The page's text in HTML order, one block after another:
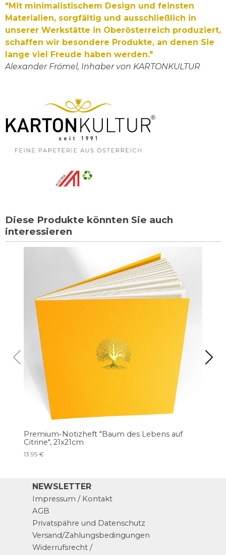
"Mit minimalistischem Design und feinsten
Materialien, sorgfältig und ausschließlich in
unserer Werkstätte in Oberösterreich produziert,
schaffen wir besondere Produkte, an denen Sie
lange viel Freude haben werden."
Alexander Frömel, Inhaber von KARTONKULTUR
Diese Produkte könnten Sie auch
interessieren
Premium-Notizheft "Baum des Lebens auf
Citrine", 21x21cm
13.95 €
NEWSLETTER
Impressum / Kontakt
AGB
Privatspähre und Datenschutz
Versand/Zahlungsbedingungen
Widerrufsrecht /